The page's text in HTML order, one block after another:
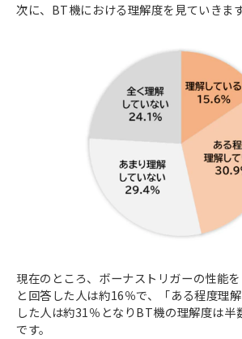
次に、BT機における理解度を見ていきます
現在のところ、ボーナストリガーの性能を
と回答した人は約16％で、「ある程度理
した人は約31％となりBT機の理解度は半
です。